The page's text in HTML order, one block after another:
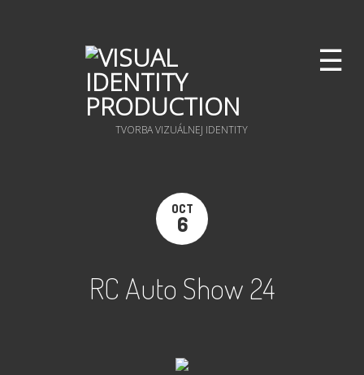
TVORBA VIZUÁLNEJ IDENTITY
☰
OCT
6
RC Auto Show 24